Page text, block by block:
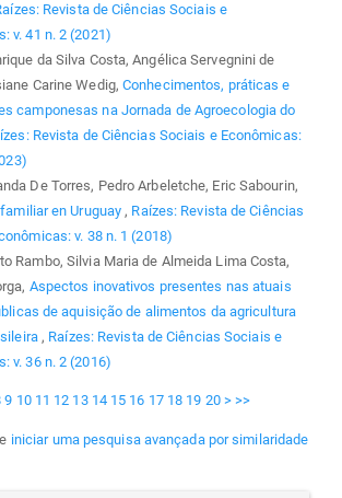
Revista de Ciências Sociais e
v. 41 n. 2 (2021)
da Silva Costa, Angélica Servegnini de
Carine Wedig,Conhecimentos, práticas e
camponesas na Jornada de Agroecologia do
Revista de Ciências Sociais e Econômicas:
De Torres, Pedro Arbeletche, Eric Sabourin,
en Uruguay, Raízes: Revista de Ciências
v. 38 n. 1 (2018)
Rambo, Silvia Maria de Almeida Lima Costa,
Aspectos inovativos presentes nas atuais
de aquisição de alimentos da agricultura
, Raízes: Revista de Ciências Sociais e
v. 36 n. 2 (2016)
9 10 11 12 13 14 15 16 17 18 19 20 > >>
iniciar uma pesquisa avançada por similaridade